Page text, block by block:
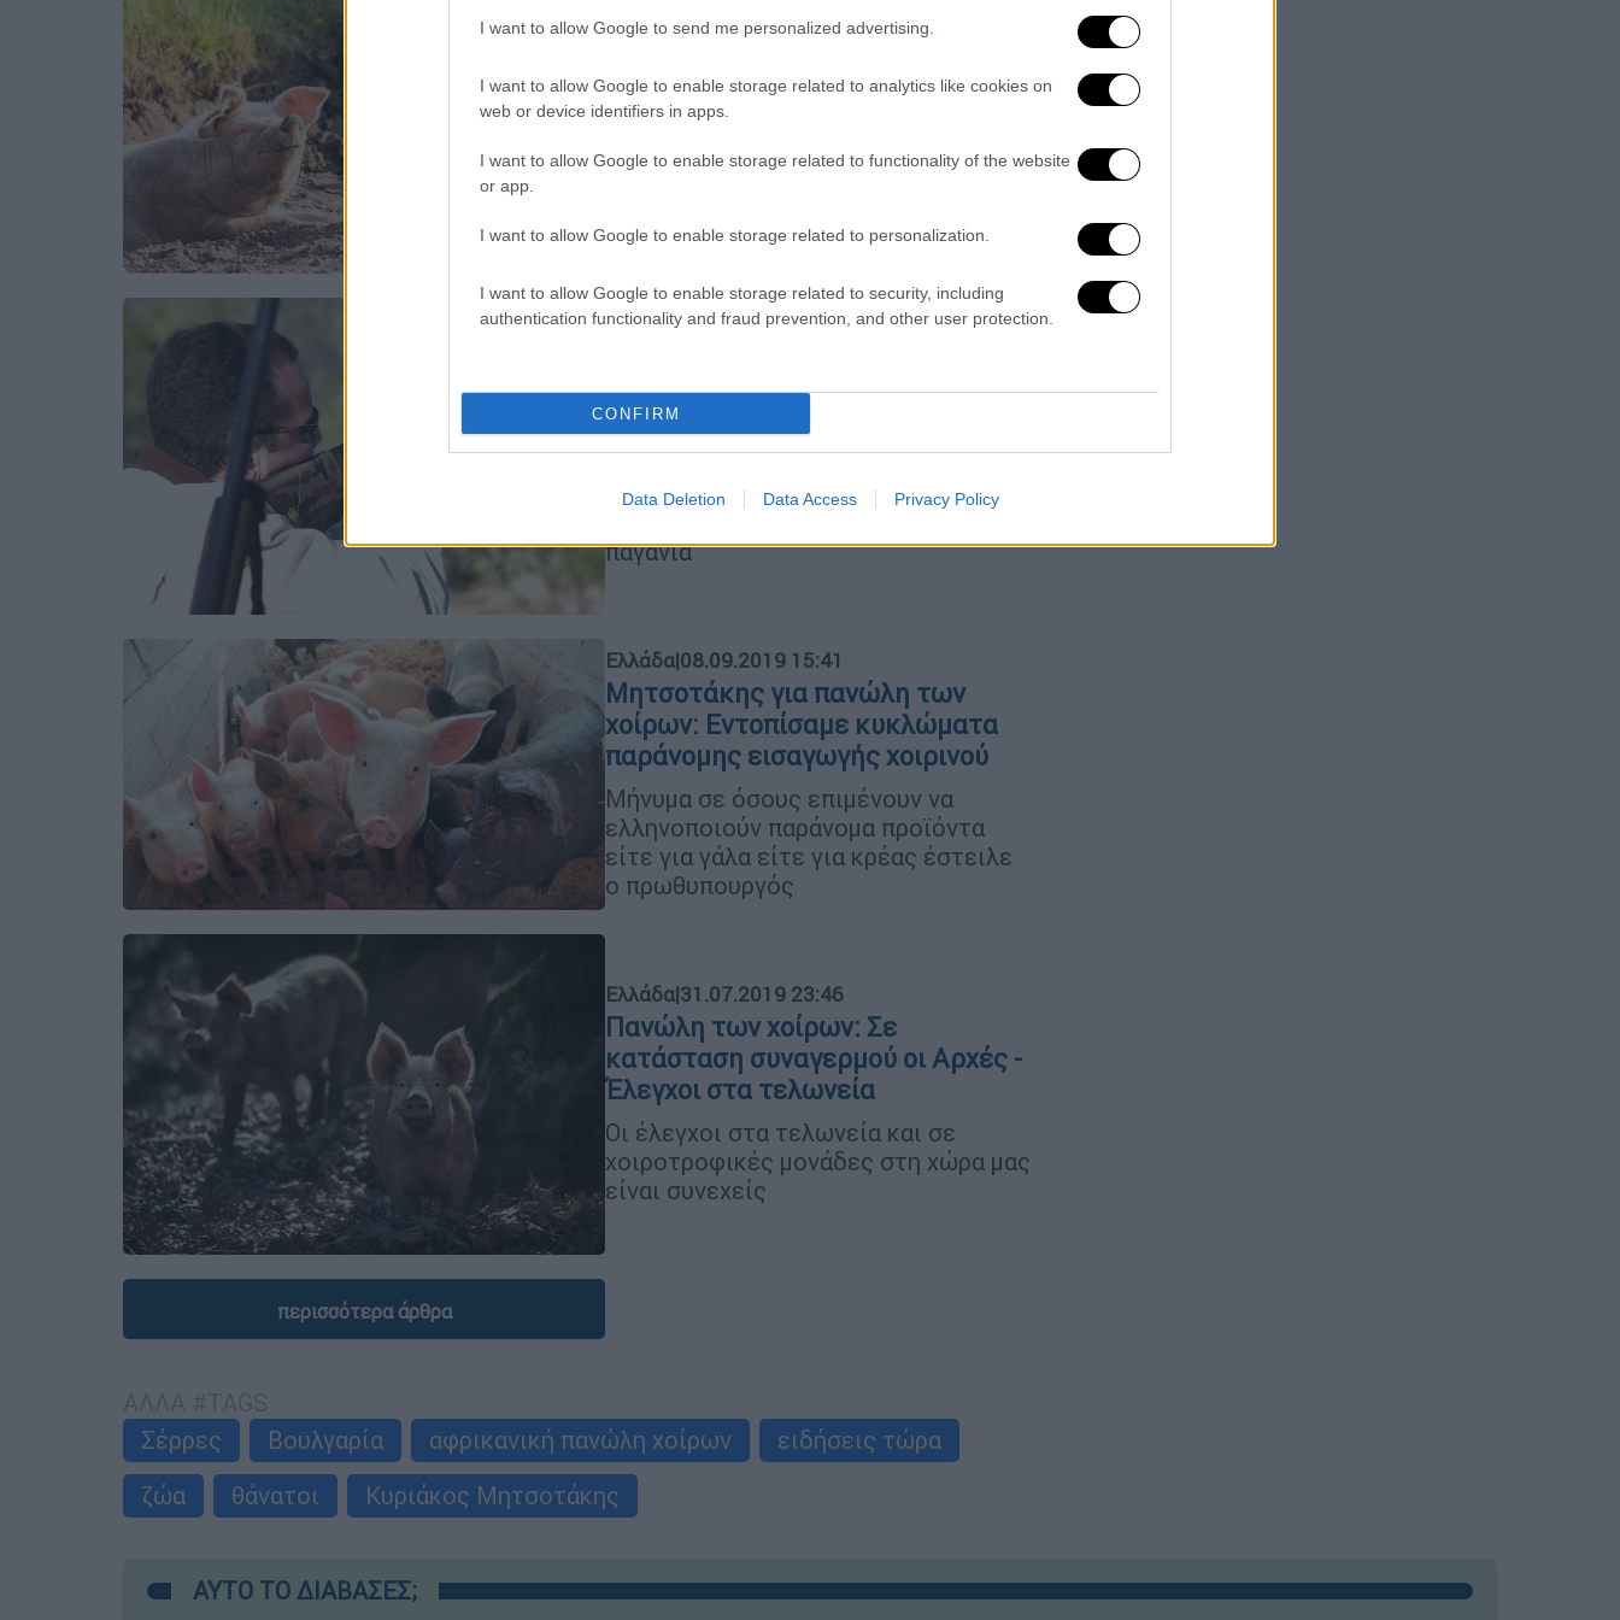
I want to allow Google to send me personalized advertising.
I want to allow Google to enable storage related to analytics like cookies on
web or device identifiers in apps.
I want to allow Google to enable storage related to functionality of the website
or app.
I want to allow Google to enable storage related to personalization.
I want to allow Google to enable storage related to security, including
authentication functionality and fraud prevention, and other user protection.
CONFIRM
Data Deletion Data Access Privacy Policy
Αφρικανική πανώλη: Ολοι οι
χοίροι της «ένοχης» φάρμας στις
Σέρρες θανατώθηκαν
Καθησυχαστικοί οι φορείς για την
Σαφάρι για αγριογούρουνα με
αφρικανική πανώλη
δασικών υπαλλήλων συγκροτούνται
παγανιά
Ελλάδα|08.09.2019 15:41
Μητσοτάκης για πανώλη των
χοίρων: Εντοπίσαμε κυκλώματα
παράνομης εισαγωγής χοιρινού
Μήνυμα σε όσους επιμένουν να
ελληνοποιούν παράνομα προϊόντα
είτε για γάλα είτε για κρέας έστειλε
ο πρωθυπουργός
Ελλάδα|31.07.2019 23:46
Πανώλη των χοίρων: Σε
κατάσταση συναγερμού οι Αρχές -
Έλεγχοι στα τελωνεία
Οι έλεγχοι στα τελωνεία και σε
χοιροτροφικές μονάδες στη χώρα μας
είναι συνεχείς
περισσότερα άρθρα
Σέρρες
Βουλγαρία αφρικανική πανώλη χοίρων
ειδήσεις τώρα
ζώα
θάνατοι Κυριάκος Μητσοτάκης
ΑΥΤΟ ΤΟ ΔΙΑΒΑΣΕΣ;